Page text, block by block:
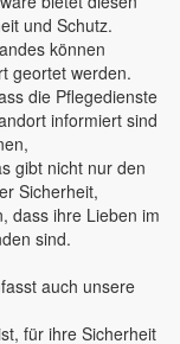
und Schutz.
können
geortet werden.
die Pflegedienste
informiert sind
gibt nicht nur den
Sicherheit,
dass ihre Lieben im
sind.
auch unsere
für ihre Sicherheit